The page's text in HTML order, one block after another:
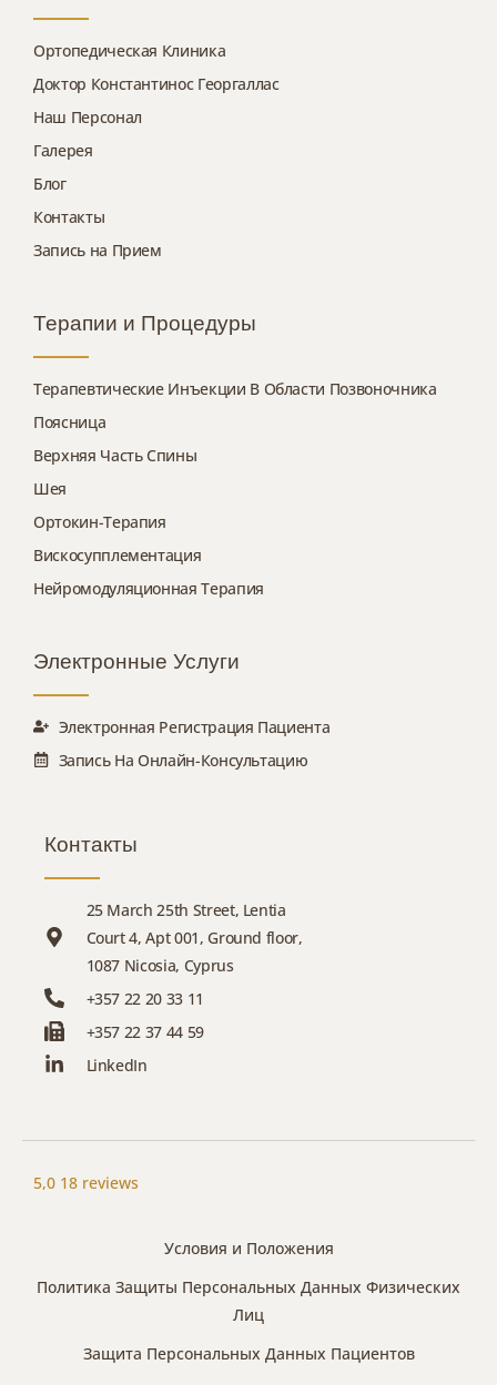
Ортопедическая Клиника
Доктор Константинос Георгаллас
Наш Персонал
Галерея
Блог
Контакты
Запись на Прием
Терапии и Процедуры
Терапевтические Инъекции В Области Позвоночника
Поясница
Верхняя Часть Спины
Шея
Ортокин-Терапия
Вискосупплементация
Нейромодуляционная Терапия
Электронные Услуги
Электронная Регистрация Пациента
Запись На Онлайн-Консультацию
Контакты
25 March 25th Street, Lentia
Court 4, Apt 001, Ground floor,
1087 Nicosia, Cyprus
+357 22 20 33 11
+357 22 37 44 59
LinkedIn
5,0 18 reviews
Условия и Положения
Политика Защиты Персональных Данных Физических
Лиц
Защита Персональных Данных Пациентов